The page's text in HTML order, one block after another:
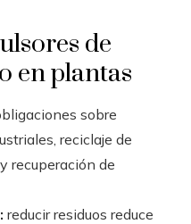
de
en plantas
sobre
reciclaje de
recuperación de
reducir residuos reduce